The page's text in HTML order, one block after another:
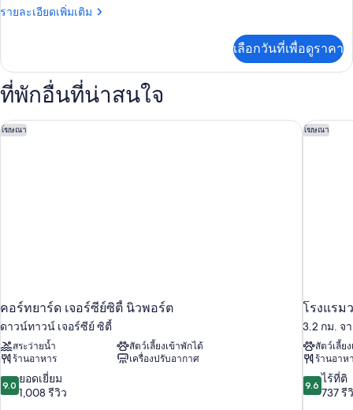
จู
สวีท,
เตียง
คิง
ไซส์
รายละเอียดเพิ่มเติม
ราย
เกี่ยว
กับ
ห้อง
เนียร์
สวี
เลือกวันที่เพื่อดูราคา
ที่พักอื่นที่น่าสนใจ
โฆษณา
คอร์ทยาร์ด เจอร์ซีย์ซิตี้ นิวพอร์ต
ดาวน์ทาวน์ เจอร์ซีย์ ซิตี้
สระว่ายน้ำ
สัตว์เลี้ยงเข้าพักได้
ร้านอาหาร
เครื่องปรับอากาศ
9.0
จาก
9.0 ยอดเยี่ยม
1,008 รีวิว
คอร์ทยาร์ด เจอร์ซีย์ซิตี้ นิวพอร์ต โฆษณา
โรงแรม
3.2 กม. จ
สัตว์เลี้ย
ร้านอาห
9.6
จาก
9.6 ไร้ที่ติ
737 รี
โรงแรม